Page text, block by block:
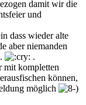
damit wir die
und
dass wieder alte
aber niemanden
.
mit kompletten
können,
möglich